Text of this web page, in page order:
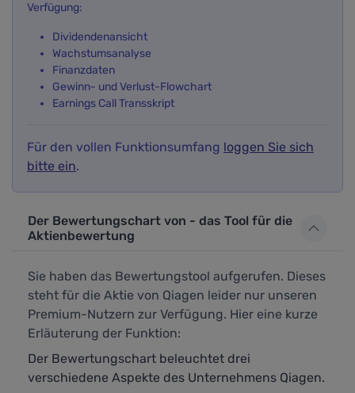
Verfügung:
Dividendenansicht
Wachstumsanalyse
Finanzdaten
Gewinn- und Verlust-Flowchart
Earnings Call Transskript
Für den vollen Funktionsumfang loggen Sie sich
bitte ein.
Der Bewertungschart von - das Tool für die
Aktienbewertung
Sie haben das Bewertungstool aufgerufen. Dieses
steht für die Aktie von Qiagen leider nur unseren
Premium-Nutzern zur Verfügung. Hier eine kurze
Erläuterung der Funktion:
Der Bewertungschart beleuchtet drei
verschiedene Aspekte des Unternehmens Qiagen.